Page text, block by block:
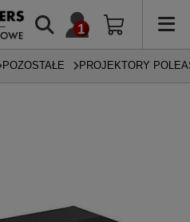
POZOSTAŁE PROJEKTORY